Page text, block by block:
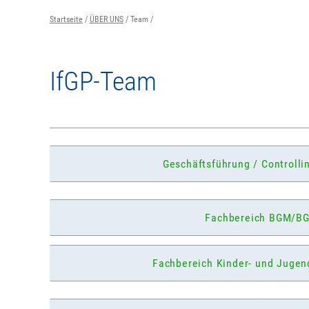
Startseite ÜBER UNS Team
IfGP-Team
Geschäftsführung /
Fachbereich BGM/
Fachbereich Kinder- und